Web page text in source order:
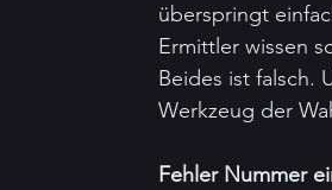
überspringt
Ermittler wissen
Beides ist falsch.
Werkzeug der
Fehler Nummer